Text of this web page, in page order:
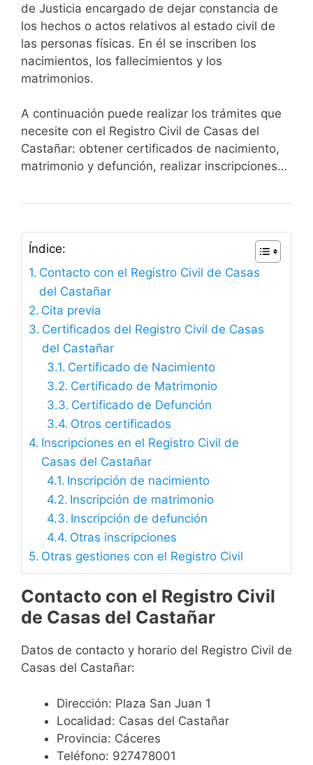
de Justicia encargado de dejar constancia de
los hechos o actos relativos al estado civil de
las personas físicas. En él se inscriben los
nacimientos, los fallecimientos y los
matrimonios.
A continuación puede realizar los trámites que
necesite con el Registro Civil de Casas del
Castañar: obtener certificados de nacimiento,
matrimonio y defunción, realizar inscripciones…
Índice:
Contacto con el Registro Civil de Casas
del Castañar
Cita previa
Certificados del Registro Civil de Casas
del Castañar
Certificado de Nacimiento
Certificado de Matrimonio
Certificado de Defunción
Otros certificados
Inscripciones en el Registro Civil de
Casas del Castañar
Inscripción de nacimiento
Inscripción de matrimonio
Inscripción de defunción
Otras inscripciones
Otras gestiones con el Registro Civil
Contacto con el Registro Civil
de Casas del Castañar
Datos de contacto y horario del Registro Civil de
Casas del Castañar:
Dirección: Plaza San Juan 1
Localidad: Casas del Castañar
Provincia: Cáceres
Teléfono: 927478001